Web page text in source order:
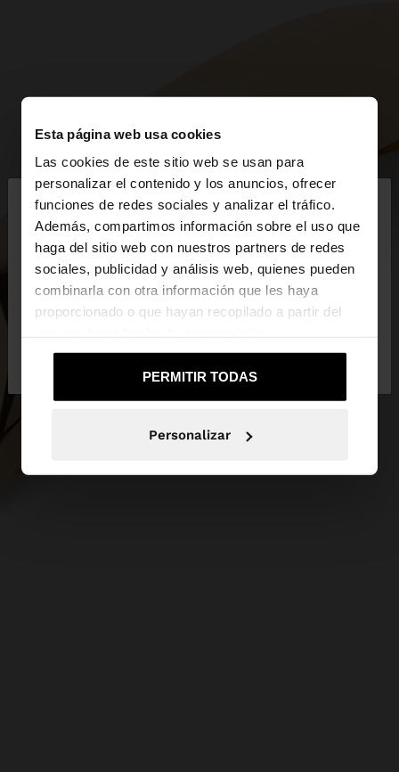
Esta página web usa cookies
Las cookies de este sitio web se usan para
personalizar el contenido y los anuncios, ofrecer
funciones de redes sociales y analizar el tráfico.
Además, compartimos información sobre el uso que
haga del sitio web con nuestros partners de redes
sociales, publicidad y análisis web, quienes pueden
combinarla con otra información que les haya
proporcionado o que hayan recopilado a partir del
PERMITIR TODAS
Personalizar
hola
Estás accediendo a la web de España. ¿Quieres ir a
la web de United States?